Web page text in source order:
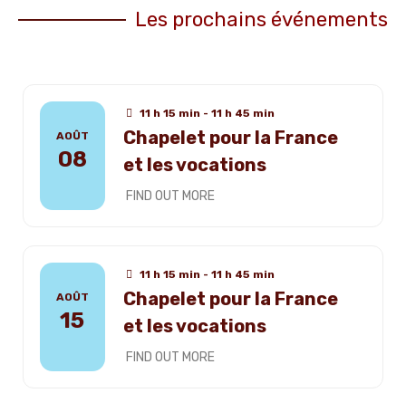
Les prochains événements
AOÛT
08
11 h 15 min - 11 h 45 min
Chapelet pour la France
et les vocations
FIND OUT MORE
AOÛT
15
11 h 15 min - 11 h 45 min
Chapelet pour la France
et les vocations
FIND OUT MORE